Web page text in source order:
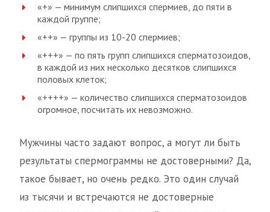
«+» — минимум слипшихся спермиев, до пяти в
каждой группе;
«++» — группы из 10-20 спермиев;
«+++» — по пять групп слипшихся сперматозоидов,
в каждой из них несколько десятков слипшихся
половых клеток;
«++++» — количество слипшихся сперматозоидов
огромное, посчитать их невозможно.
Мужчины часто задают вопрос, а могут ли быть
результаты спермограммы не достоверными? Да,
такое бывает, но очень редко. Это один случай
из тысячи и встречаются не достоверные